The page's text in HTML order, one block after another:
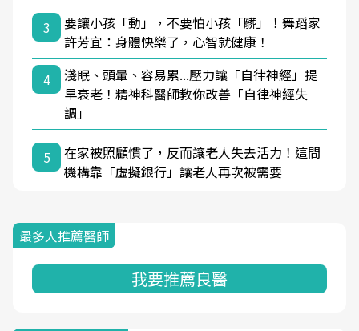
3
要讓小孩「動」，不要怕小孩「髒」！舞蹈家
許芳宜：身體快樂了，心智就健康！
4
淺眠、頭暈、容易累...壓力讓「自律神經」提
早衰老！精神科醫師教你改善「自律神經失
調」
5
在家被照顧慣了，反而讓老人失去活力！這間
機構靠「虛擬銀行」讓老人再次被需要
最多人推薦醫師
我要推薦良醫